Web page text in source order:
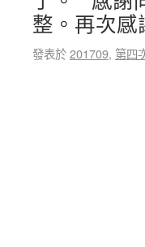
整。再次
發表於201709, 第四